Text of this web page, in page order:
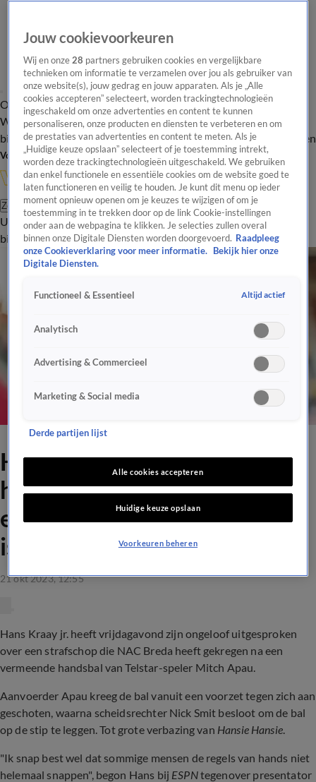
Overzicht Onze programma's Uitzendingen Onze gezichten
In de
WandelgangenInterviewsUitzending
bijwonenPodcastShopVeelgestelde vragenKijkersvraag insturen
Volg Vandaag Inside
Zoeken
UitzendingenVandaag InsideDe OranjezomerShopUitzending
bijwonen
Hans Kraay jr. weet niet wat
hij ziet: 'Mijn stem slaat
ervan over, wat een schande
is dit!'
21 okt 2023, 12:55
Hans Kraay jr. heeft vrijdagavond zijn ongeloof uitgesproken
over een strafschop die NAC Breda heeft gekregen na een
vermeende handsbal van Telstar-speler Mitch Apau.
Aanvoerder Apau kreeg de bal vanuit een voorzet tegen zich aan
geschoten, waarna scheidsrechter Nick Smit besloot om de bal
op de stip te leggen. Tot grote verbazing van Hansie Hansie.
"Ik snap best wel dat sommige mensen de regels van hands niet
helemaal snappen", begon Hans bij ESPNtegenover presentator
Jouw cookievoorkeuren
Wij en onze28 partners gebruiken cookies en vergelijkbare
technieken om informatie te verzamelen over jou als gebruiker van
onze website(s), jouw gedrag en jouw apparaten. Als je „Alle
cookies accepteren” selecteert, worden trackingtechnologieën
ingeschakeld om onze advertenties en content te kunnen
personaliseren, onze producten en diensten te verbeteren en om
de prestaties van advertenties en content te meten. Als je
„Huidige keuze opslaan” selecteert of je toestemming intrekt,
worden deze trackingtechnologieën uitgeschakeld. We gebruiken
dan enkel functionele en essentiële cookies om de website goed te
laten functioneren en veilig te houden. Je kunt dit menu op ieder
moment opnieuw openen om je keuzes te wijzigen of om je
toestemming in te trekken door op de link Cookie-instellingen
onder aan de webpagina te klikken. Je selecties zullen overal
binnen onze Digitale Diensten worden doorgevoerd. Raadpleeg
onze Cookieverklaring voor meer informatie.
Bekijk hier onze
Digitale Diensten.
Functioneel & Essentieel Altijd actief
Analytisch
Advertising & Commercieel
Marketing & Social media
Derde partijen lijst
Alle cookies accepteren
Huidige keuze opslaan
Voorkeuren beheren